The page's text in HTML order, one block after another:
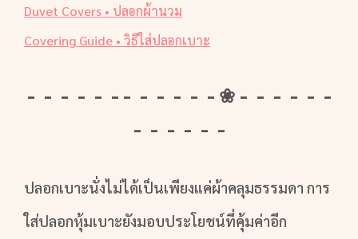
Duvet Covers • ปลอกผ้านวม
Covering Guide • วิธีใส่ปลอกเบาะ
- - - - - - - - - - - - ❀ - - - - - -
- - - - - -
ปลอกเบาะนั่งไม่ได้เป็นเพียงแค่ผ้าคลุมธรรมดา การ
ใส่ปลอกหุ้มเบาะยังมอบประโยชน์ที่คุ้มค่าอีก